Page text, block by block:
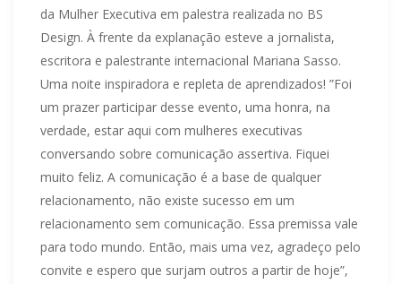
da Mulher Executiva em palestra realizada no BS
Design. À frente da explanação esteve a jornalista,
escritora e palestrante internacional Mariana Sasso.
Uma noite inspiradora e repleta de aprendizados! ”Foi
um prazer participar desse evento, uma honra, na
verdade, estar aqui com mulheres executivas
conversando sobre comunicação assertiva. Fiquei
muito feliz. A comunicação é a base de qualquer
relacionamento, não existe sucesso em um
relacionamento sem comunicação. Essa premissa vale
para todo mundo. Então, mais uma vez, agradeço pelo
convite e espero que surjam outros a partir de hoje”,